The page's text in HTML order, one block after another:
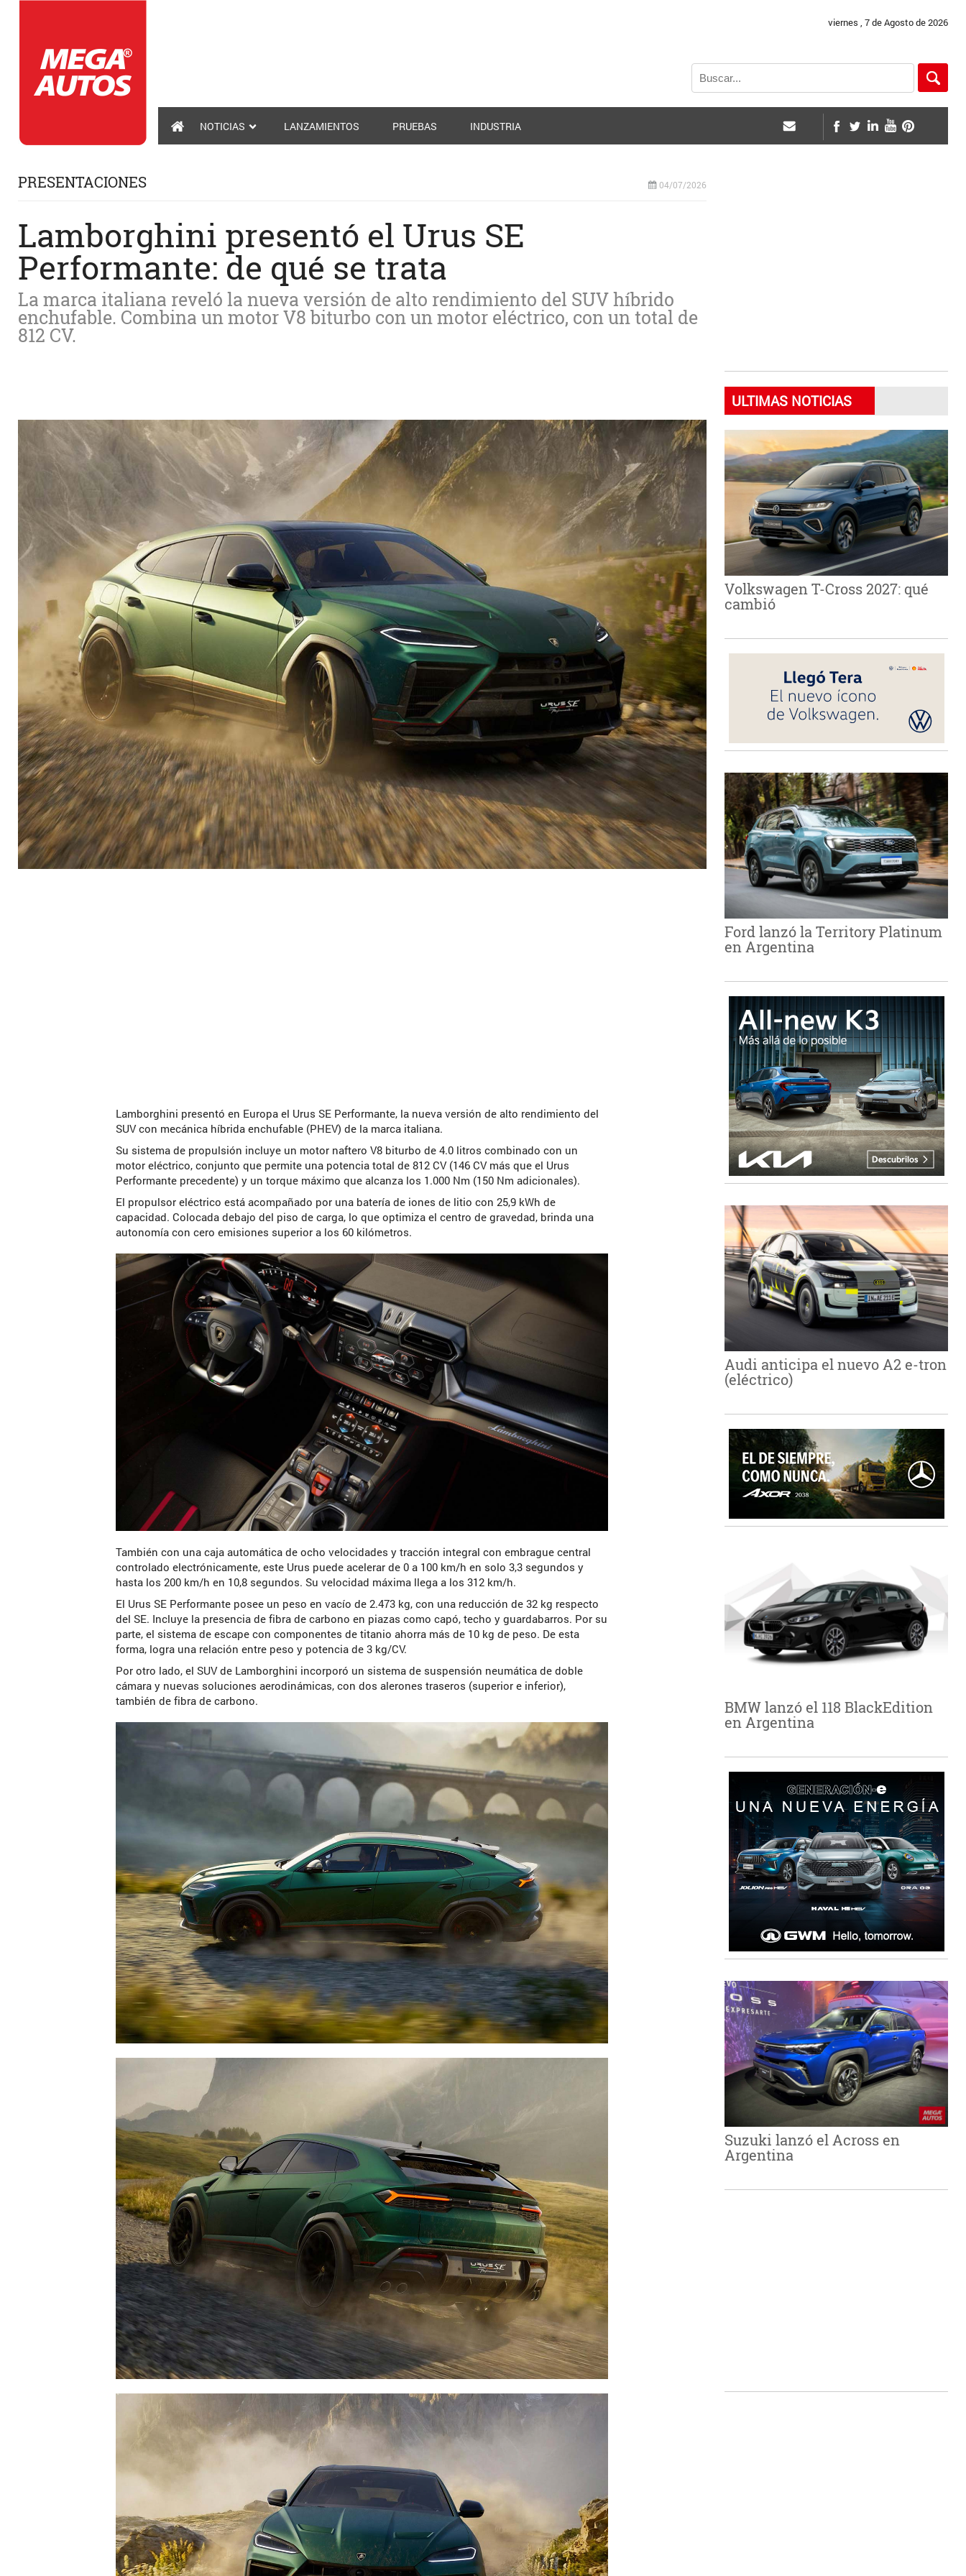
viernes , 7 de Agosto de 2026
NOTICIAS LANZAMIENTOS PRUEBAS INDUSTRIA
PRESENTACIONES 04/07/2026
Lamborghini presentó el Urus SE
Performante: de qué se trata
La marca italiana reveló la nueva versión de alto rendimiento del SUV híbrido
enchufable. Combina un motor V8 biturbo con un motor eléctrico, con un total de
812 CV.
Lamborghini presentó en Europa el Urus SE Performante, la nueva versión de alto rendimiento del
SUV con mecánica híbrida enchufable (PHEV) de la marca italiana.
Su sistema de propulsión incluye un motor naftero V8 biturbo de 4.0 litros combinado con un
motor eléctrico, conjunto que permite una potencia total de 812 CV (146 CV más que el Urus
Performante precedente) y un torque máximo que alcanza los 1.000 Nm (150 Nm adicionales).
El propulsor eléctrico está acompañado por una batería de iones de litio con 25,9 kWh de
capacidad. Colocada debajo del piso de carga, lo que optimiza el centro de gravedad, brinda una
autonomía con cero emisiones superior a los 60 kilómetros.
También con una caja automática de ocho velocidades y tracción integral con embrague central
controlado electrónicamente, este Urus puede acelerar de 0 a 100 km/h en solo 3,3 segundos y
hasta los 200 km/h en 10,8 segundos. Su velocidad máxima llega a los 312 km/h.
El Urus SE Performante posee un peso en vacío de 2.473 kg, con una reducción de 32 kg respecto
del SE. Incluye la presencia de fibra de carbono en piazas como capó, techo y guardabarros. Por su
parte, el sistema de escape con componentes de titanio ahorra más de 10 kg de peso. De esta
forma, logra una relación entre peso y potencia de 3 kg/CV.
Por otro lado, el SUV de Lamborghini incorporó un sistema de suspensión neumática de doble
cámara y nuevas soluciones aerodinámicas, con dos alerones traseros (superior e inferior),
también de fibra de carbono.
ULTIMAS NOTICIAS
Volkswagen T-Cross 2027: qué
cambió
Ford lanzó la Territory Platinum
en Argentina
Audi anticipa el nuevo A2 e-tron
(eléctrico)
BMW lanzó el 118 BlackEdition
en Argentina
Suzuki lanzó el Across en
Argentina